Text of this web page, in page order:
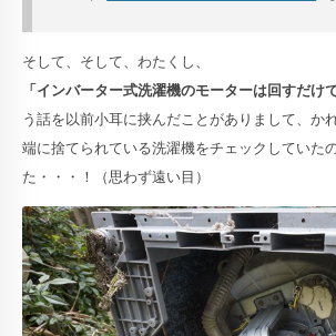
そして、そして、わたくし、
「インバーター式洗濯機のモーターは回すだけ
う話を以前小耳に挟んだことがありまして、か
端に捨てられている洗濯機をチェックしていた
た・・・！（思わず遠い目）